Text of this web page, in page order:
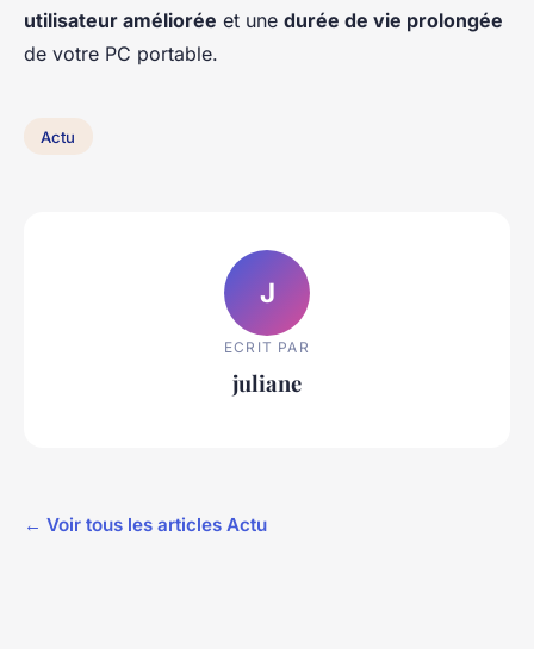
utilisateur améliorée et une durée de vie prolongée
de votre PC portable.
Actu
J
ECRIT PAR
juliane
← Voir tous les articles Actu